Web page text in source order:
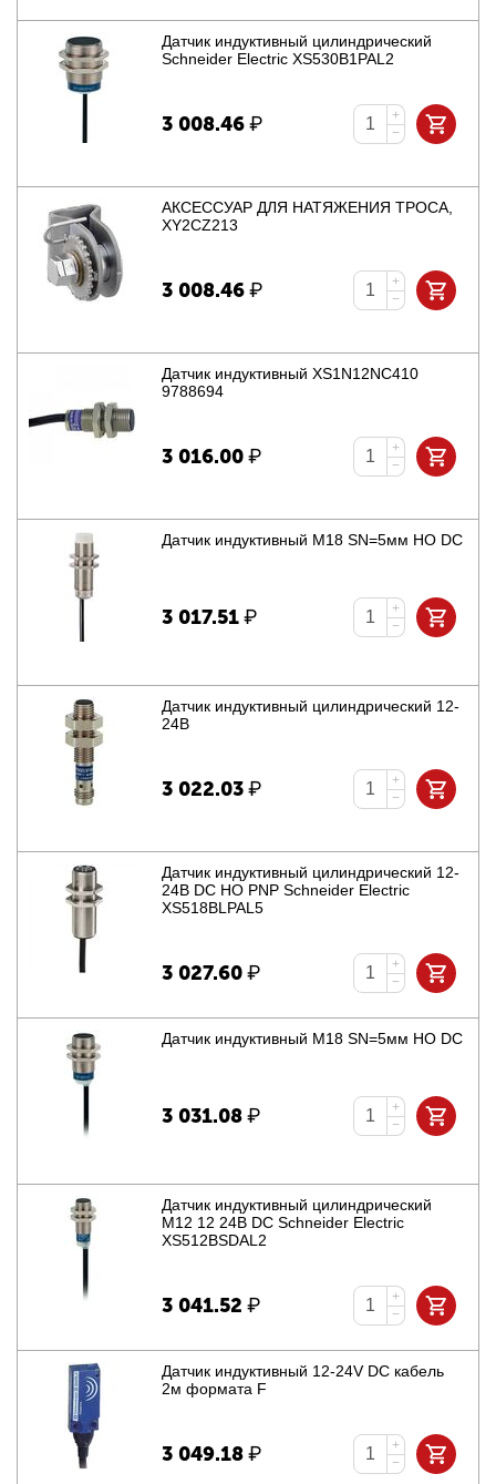
Датчик индуктивный цилиндрический
Schneider Electric XS530B1PAL2
3 008.46₽
+
−
АКСЕССУАР ДЛЯ НАТЯЖЕНИЯ ТРОСА,
XY2CZ213
3 008.46₽
+
−
Датчик индуктивный XS1N12NC410
9788694
3 016.00₽
+
−
Датчик индуктивный М18 SN=5мм НО DC
3 017.51₽
+
−
Датчик индуктивный цилиндрический 12-
24В
3 022.03₽
+
−
Датчик индуктивный цилиндрический 12-
24В DC НО PNP Schneider Electric
XS518BLPAL5
3 027.60₽
+
−
Датчик индуктивный M18 SN=5мм НО DC
3 031.08₽
+
−
Датчик индуктивный цилиндрический
M12 12 24В DC Schneider Electric
XS512BSDAL2
3 041.52 ₽
+
−
Датчик индуктивный 12-24V DC кабель
2м формата F
3 049.18₽
+
−